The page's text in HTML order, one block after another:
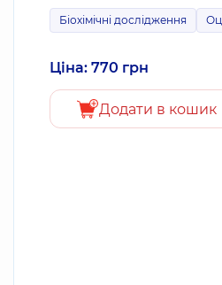
Біохімічні дослідження
Ціна: 770 грн
Додати в кошик